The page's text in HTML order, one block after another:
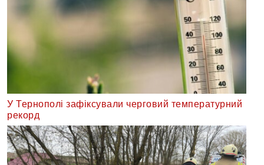
У Тернополі зафіксували черговий температурний
рекорд